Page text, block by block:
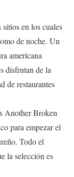
en los cuales
de noche. Un
americana
disfrutan de la
de restaurantes
Another Broken
para empezar el
Todo el
la selección es